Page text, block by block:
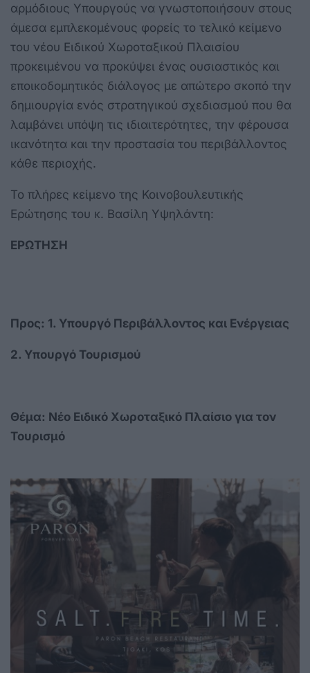
αρμόδιους Υπουργούς να γνωστοποιήσουν στους
άμεσα εμπλεκομένους φορείς το τελικό κείμενο
του νέου Ειδικού Χωροταξικού Πλαισίου
προκειμένου να προκύψει ένας ουσιαστικός και
εποικοδομητικός διάλογος με απώτερο σκοπό την
δημιουργία ενός στρατηγικού σχεδιασμού που θα
λαμβάνει υπόψη τις ιδιαιτερότητες, την φέρουσα
ικανότητα και την προστασία του περιβάλλοντος
κάθε περιοχής.
Το πλήρες κείμενο της Κοινοβουλευτικής
Ερώτησης του κ. Βασίλη Υψηλάντη:
ΕΡΩΤΗΣΗ
Προς: 1. Υπουργό Περιβάλλοντος και Ενέργειας
2. Υπουργό Τουρισμού
Θέμα: Νέο Ειδικό Χωροταξικό Πλαίσιο για τον
Τουρισμό